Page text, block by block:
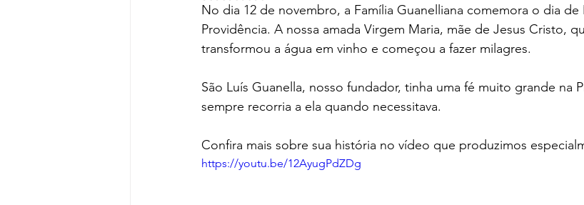
No dia 12 de novembro, a Família Guanelliana comemora o dia de
Providência. A nossa amada Virgem Maria, mãe de Jesus Cristo,
transformou a água em vinho e começou a fazer milagres.
São Luís Guanella, nosso fundador, tinha uma fé muito grande na
sempre recorria a ela quando necessitava.
Confira mais sobre sua história no vídeo que produzimos
https://youtu.be/12AyugPdZDg